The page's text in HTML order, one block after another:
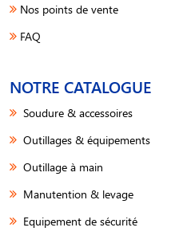
Nos points de vente
FAQ
NOTRE CATALOGUE
Soudure & accessoires
Outillages & équipements
Outillage à main
Manutention & levage
Equipement de sécurité